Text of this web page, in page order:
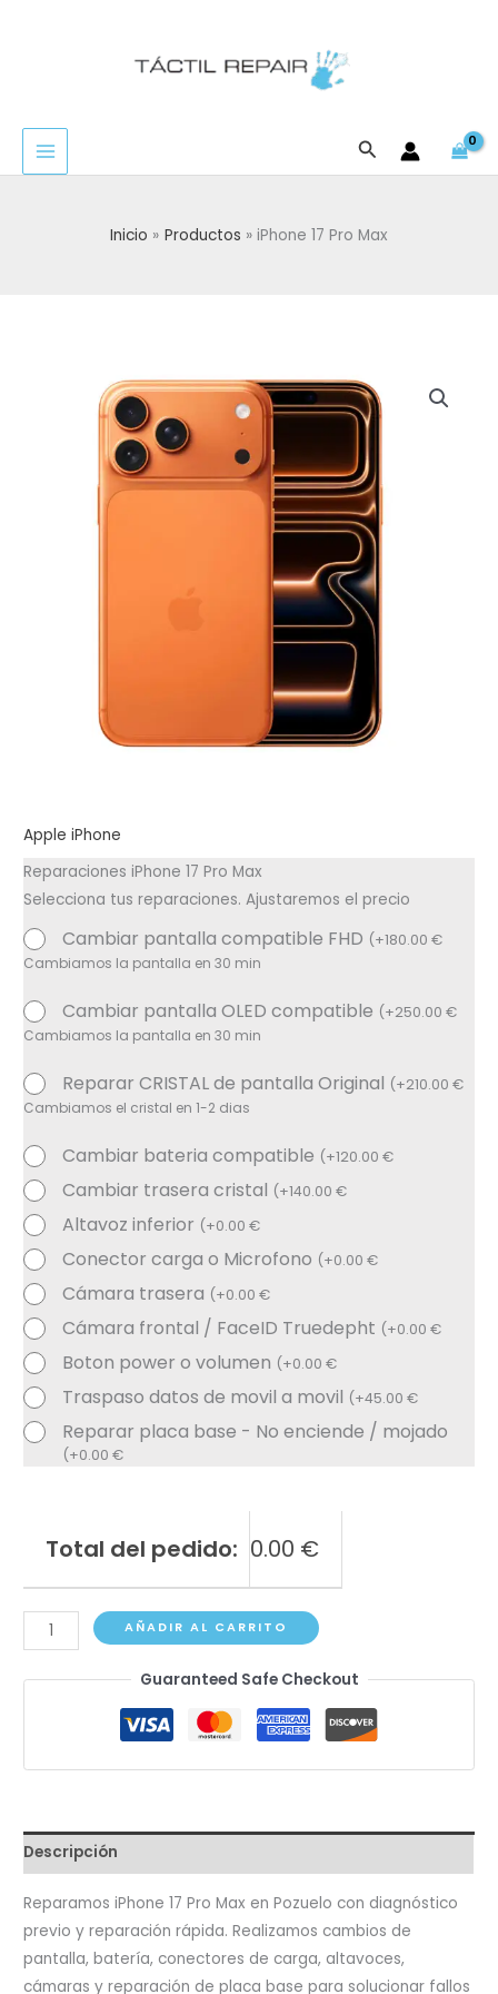
Buscar
Inicio Productos iPhone 17 Pro Max
Apple iPhone
Reparaciones iPhone 17 Pro Max
Selecciona tus reparaciones. Ajustaremos el precio
Cambiar pantalla compatible FHD (+180.00€
Cambiamos la pantalla en 30 min
Cambiar pantalla OLED compatible (+250.00€
Cambiamos la pantalla en 30 min
Reparar CRISTAL de pantalla Original (+210.00€
Cambiamos el cristal en 1-2 dias
Cambiar bateria compatible (+120.00€
Cambiar trasera cristal (+140.00€
Altavoz inferior (+0.00€
Conector carga o Microfono (+0.00€
Cámara trasera (+0.00€
Cámara frontal / FaceID Truedepht (+0.00€
Boton power o volumen (+0.00€
Traspaso datos de movil a movil (+45.00€
Reparar placa base - No enciende / mojado
(+0.00€
Total del pedido: 0.00 €
iPhone
17
Pro
AÑADIR AL CARRITO
Guaranteed Safe Checkout
Descripción
Reparamos iPhone 17 Pro Max en Pozuelo con diagnóstico
previo y reparación rápida. Realizamos cambios de
pantalla, batería, conectores de carga, altavoces,
cámaras y reparación de placa base para solucionar fallos